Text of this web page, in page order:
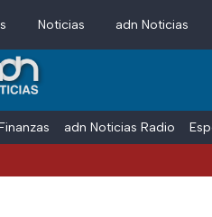
Noticias adn Noticias
adn Noticias Radio